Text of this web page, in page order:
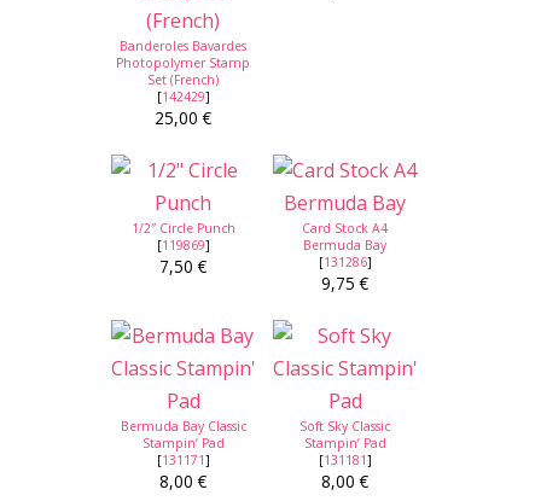
Banderoles Bavardes
Photopolymer Stamp
Set (French)
[142429]
25,00 €
1/2″ Circle Punch
[119869]
7,50 €
Card Stock A4
Bermuda Bay
[131286]
9,75 €
Bermuda Bay Classic
Stampin’ Pad
[131171]
8,00 €
Soft Sky Classic
Stampin’ Pad
[131181]
8,00 €